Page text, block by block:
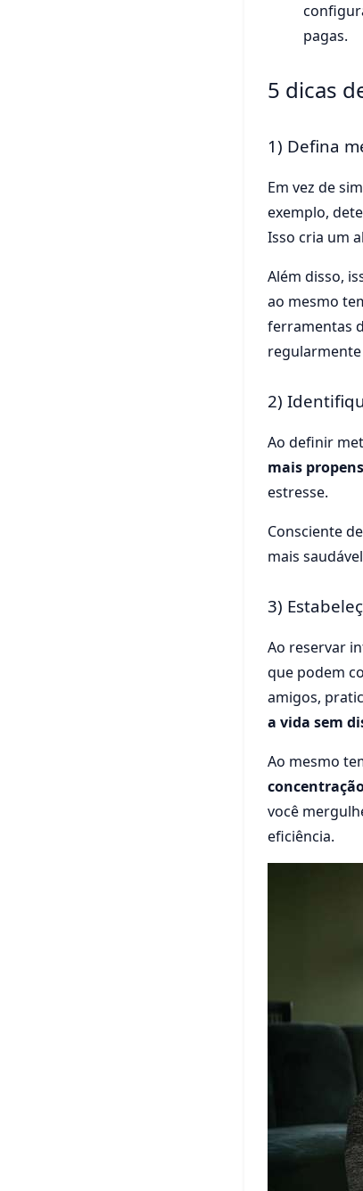
pagas.
5 dicas
1) Defina
Em vez de
exemplo,
Isso cria um
Além disso,
ao mesmo
ferramentas
2)
Ao definir
mais
estresse.
Consciente
mais
3)
Ao reservar
que podem
amigos,
a vida sem
Ao mesmo
você
eficiência.